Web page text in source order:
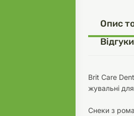
Одяг
Корм
Опис
Brit Care
жувальні
Снеки з